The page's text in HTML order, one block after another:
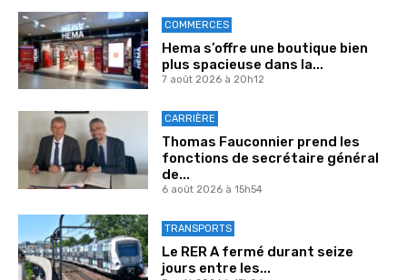
COMMERCES
Hema s’offre une boutique bien
plus spacieuse dans la...
7 août 2026 à 20h12
CARRIÈRE
Thomas Fauconnier prend les
fonctions de secrétaire général
de...
6 août 2026 à 15h54
TRANSPORTS
Le RER A fermé durant seize
jours entre les...